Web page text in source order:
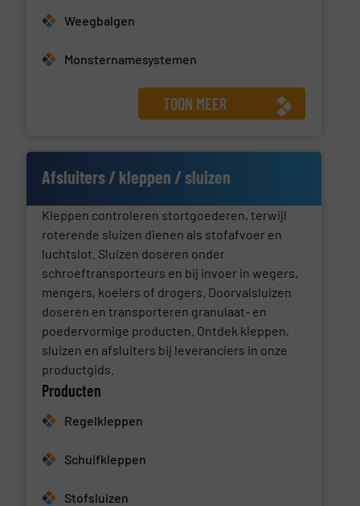
Weegbalgen
Monsternamesystemen
TOON MEER
Afsluiters / kleppen / sluizen
Kleppen controleren stortgoederen, terwijl
roterende sluizen dienen als stofafvoer en
luchtslot. Sluizen doseren onder
schroeftransporteurs en bij invoer in wegers,
mengers, koelers of drogers. Doorvalsluizen
doseren en transporteren granulaat- en
poedervormige producten. Ontdek kleppen,
sluizen en afsluiters bij leveranciers in onze
productgids.
Producten
Regelkleppen
Schuifkleppen
Stofsluizen